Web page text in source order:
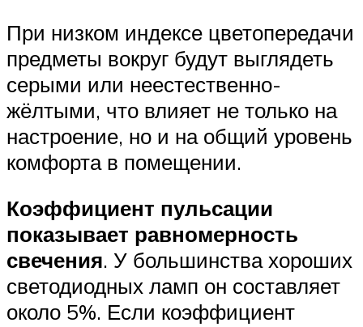
При низком индексе цветопередачи
предметы вокруг будут выглядеть
серыми или неестественно-
жёлтыми, что влияет не только на
настроение, но и на общий уровень
комфорта в помещении.
Коэффициент пульсации
показывает равномерность
свечения. У большинства хороших
светодиодных ламп он составляет
около 5%. Если коэффициент